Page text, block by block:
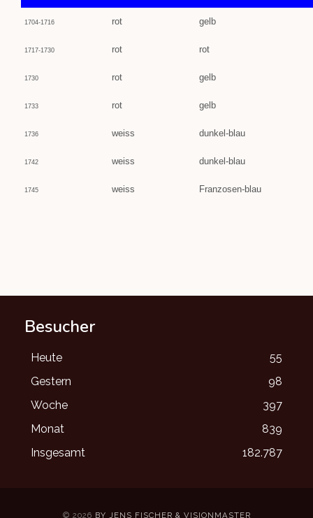
1704-1716 rot gelb
1717-1730 rot rot
1730 rot gelb
1733 rot gelb
1736 weiss dunkel-blau
1742 weiss dunkel-blau
1745 weiss Franzosen-blau
Besucher
Heute
55
Gestern
98
Woche
397
Monat
839
Insgesamt
182.787
© 2026 BY JENS FISCHER & VISIONMASTER